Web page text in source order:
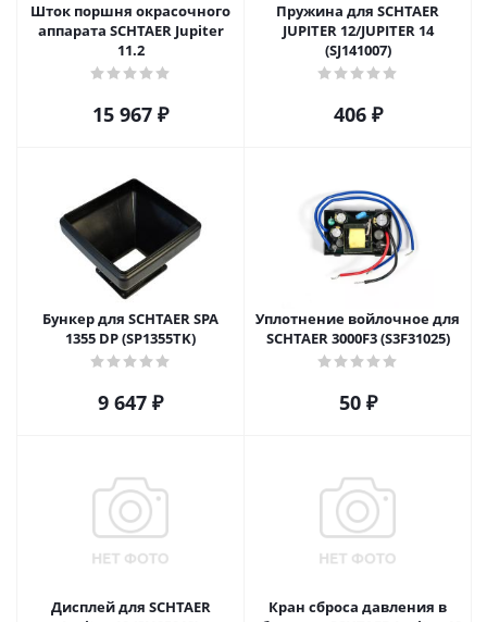
Шток поршня окрасочного
аппарата SCHTAER Jupiter
11.2
15 967 ₽
Пружина для SCHTAER
JUPITER 12/JUPITER 14
(SJ141007)
406₽
Бункер для SCHTAER SPA
1355 DP (SP1355TK)
9 647 ₽
Уплотнение войлочное для
SCHTAER 3000F3 (S3F31025)
50₽
Дисплей для SCHTAER
Кран сброса давления в